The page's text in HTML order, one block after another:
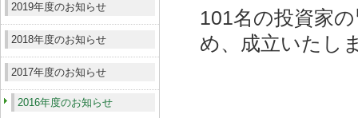
2019年度のお知らせ
2018年度のお知らせ
2017年度のお知らせ
2016年度のお知らせ
101名の投資家
め、成立いたし